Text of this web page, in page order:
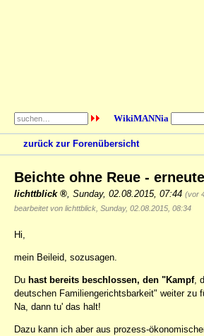
WikiMANNia
zurück zur Forenübersicht
Beichte ohne Reue -
lichttblick Sunday, 02.08.2015, 07:44 (vor
bearbeitet von lichttblick, Sunday, 02.08.2015, 08:34
Hi,
mein Beileid, sozusagen.
Du hast bereits beschlossen, den "Kampf,
deutschen Familiengerichtsbarkeit" weiter zu
Na, dann tu' das halt!
Dazu kann ich aber aus prozess-